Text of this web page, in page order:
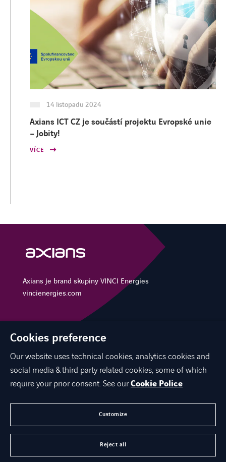
14 listopadu 2024
Axians ICT CZ je součástí projektu Evropské unie
– Jobity!
VÍCE
Axians je brand skupiny VINCI Energies
vincienergies.com
NAŠE ŘEŠENÍ
KARIÉRA
KONTAKTUJTE NÁS
©Axians 2026
Cookies
Whistleblowing
Cookies preference
Our website uses technical cookies, analytics cookies and
social media & third party related cookies, some of which
require your prior consent. See ourCookie Police
Customize
Reject all